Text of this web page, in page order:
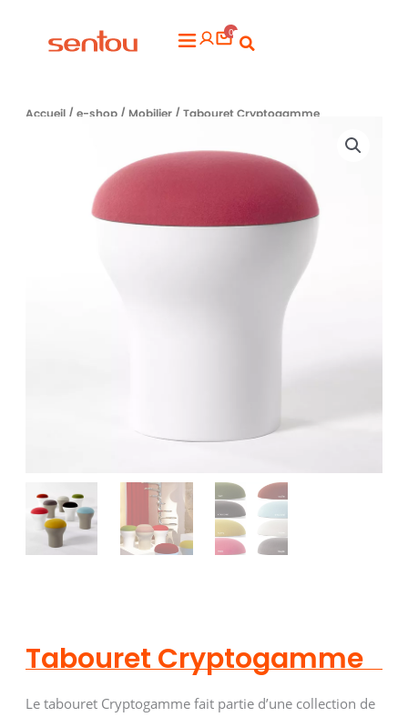
Flyout
0
Accueil/ e-shop/ Mobilier/ Tabouret Cryptogamme
Tabouret Cryptogamme
Le tabouret Cryptogamme fait partie d’une collection de